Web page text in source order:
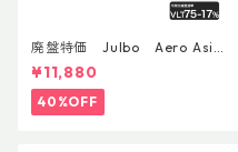
廃盤特価 Julbo Aero Asia
nFit
¥11,880
40%OFF